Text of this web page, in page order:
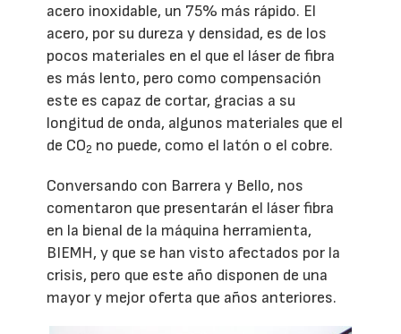
acero inoxidable, un 75% más rápido. El
acero, por su dureza y densidad, es de los
pocos materiales en el que el láser de fibra
es más lento, pero como compensación
este es capaz de cortar, gracias a su
longitud de onda, algunos materiales que el
de CO2 no puede, como el latón o el cobre.
Conversando con Barrera y Bello, nos
comentaron que presentarán el láser fibra
en la bienal de la máquina herramienta,
BIEMH, y que se han visto afectados por la
crisis, pero que este año disponen de una
mayor y mejor oferta que años anteriores.